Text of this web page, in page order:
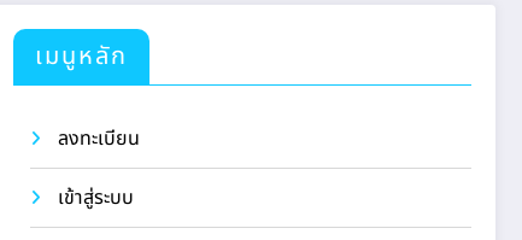
เมนูหลัก
ลงทะเบียน
เข้าสู่ระบบ